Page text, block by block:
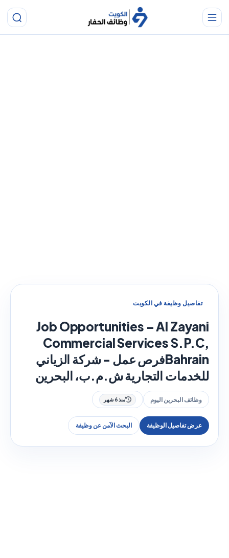
تفاصيل وظيفة في الكويت
Job Opportunities – Al Zayani
Commercial Services S.P.C,
Bahrainفرص عمل - شركة الزياني
للخدمات التجارية ش.م.ب، البحرين
وظائف البحرين اليوم منذ 6 شهر
عرض تفاصيل الوظيفة البحث الآمن عن وظيفة